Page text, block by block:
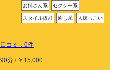
お姉さん系
セクシー系
スタイル抜群
癒し系 人懐っこい
口コミ：0件
90分 / ￥15,000